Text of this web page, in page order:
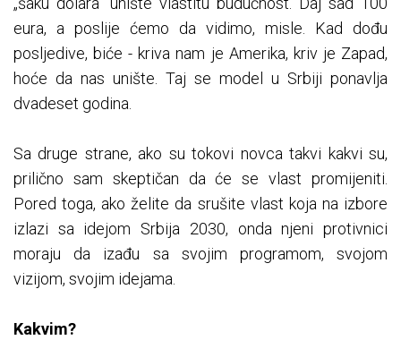
eura, a poslije ćemo da vidimo, misle. Kad dođu
posljedive, biće - kriva nam je Amerika, kriv je Zapad,
hoće da nas unište. Taj se model u Srbiji ponavlja
dvadeset godina.
Sa druge strane, ako su tokovi novca takvi kakvi su,
prilično sam skeptičan da će se vlast promijeniti.
Pored toga, ako želite da srušite vlast koja na izbore
izlazi sa idejom Srbija 2030, onda njeni protivnici
moraju da izađu sa svojim programom, svojom
vizijom, svojim idejama.
Kakvim?